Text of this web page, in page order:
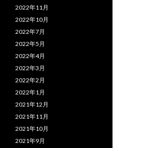
2022年11月
2022年10月
2022年7月
2022年5月
2022年4月
2022年3月
2022年2月
2022年1月
2021年12月
2021年11月
2021年10月
2021年9月